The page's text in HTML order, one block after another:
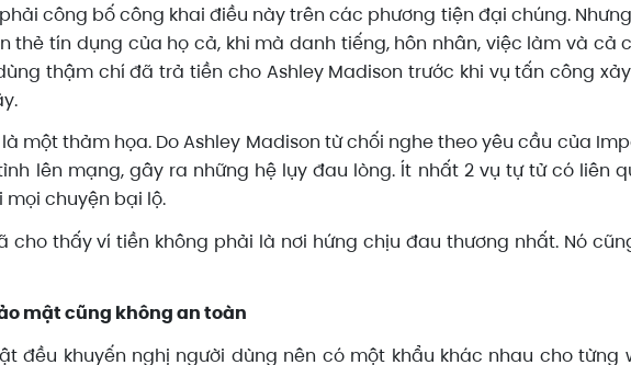
công bố công khai điều này trên các phương tiện đại chúng.
thẻ tín dụng của họ cả, khi mà danh tiếng, hôn nhân, việc làm và
thậm chí đã trả tiền cho Ashley Madison trước khi vụ tấn công
một thảm họa. Do Ashley Madison từ chối nghe theo yêu cầu của
lên mạng, gây ra những hệ lụy đau lòng. Ít nhất 2 vụ tự tử có liên
mọi chuyện bại lộ.
cho thấy ví tiền không phải là nơi hứng chịu đau thương nhất. Nó
mật cũng không an toàn
đều khuyến nghị người dùng nên có một khẩu khác nhau cho